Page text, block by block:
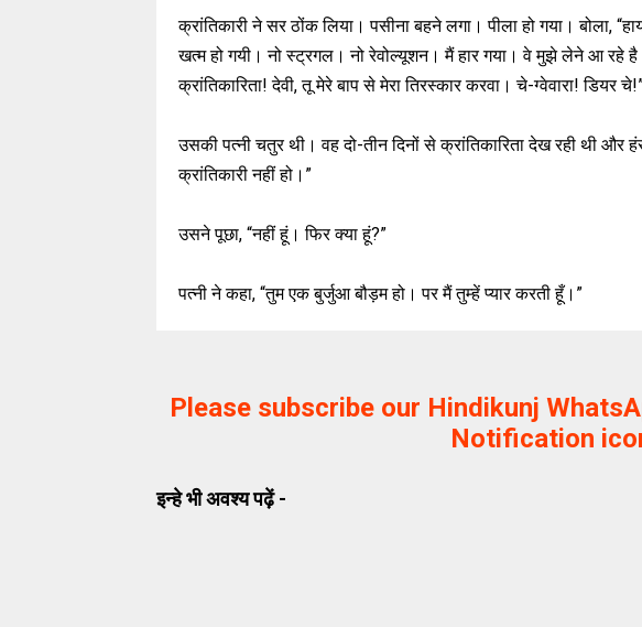
क्रांतिकारी ने सर ठोंक लिया। पसीना बहने लगा। पीला हो गया। बोला,
खत्म हो गयी। नो स्ट्रगल। नो रेवोल्यूशन। मैं हार गया। वे मुझे लेने आ रहे है।
क्रांतिकारिता! देवी, तू मेरे बाप से मेरा तिरस्कार करवा। चे-ग्वेवारा! डियर
उसकी पत्नी चतुर थी। वह दो-तीन दिनों से क्रांतिकारिता देख रही थी
क्रांतिकारी नहीं हो।”
उसने पूछा, “नहीं हूं। फिर क्या हूं?”
पत्नी ने कहा, “तुम एक बुर्जुआ बौड़म हो। पर मैं तुम्हें प्यार करती हूँ।”
Please subscribe our Hindikunj
Notification
इन्हे भी अवश्य पढ़ें -